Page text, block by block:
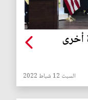
أخرى
السبت 12 شباط 2022